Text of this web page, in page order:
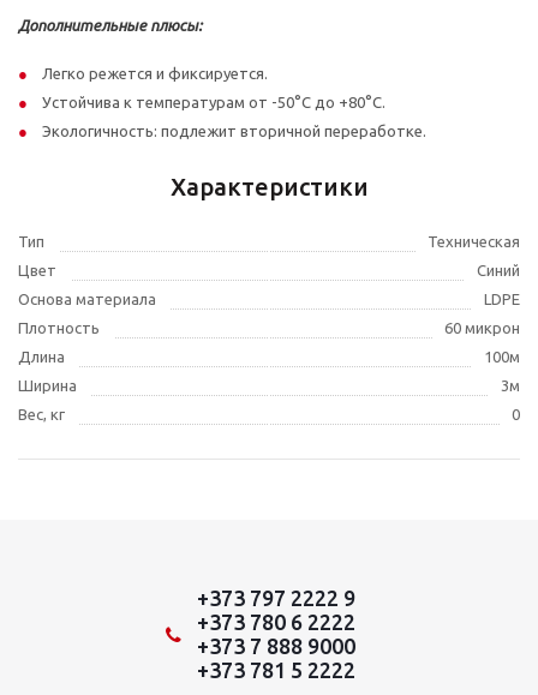
Дополнительные плюсы:
Легко режется и фиксируется.
Устойчива к температурам от -50°C до +80°C.
Экологичность: подлежит вторичной переработке.
Характеристики
Тип
Техническая
Цвет
Синий
Основа материала
LDPE
Плотность
60 микрон
Длина
100м
Ширина
3м
Вес, кг
0
+373 797 2222 9
+373 780 6 2222
+373 7 888 9000
+373 781 5 2222